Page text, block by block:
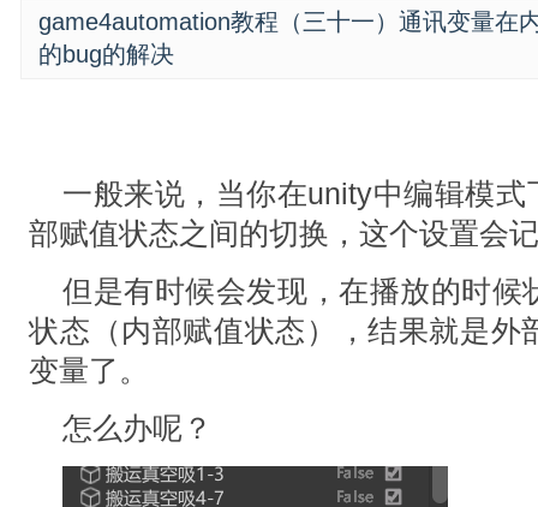
game4automation教程（三十一）通讯变量在
的bug的解决
一般来说，当你在unity中编辑模式
部赋值状态之间的切换，这个设置会
但是有时候会发现，在播放的时候
状态（内部赋值状态），结果就是外
变量了。
怎么办呢？